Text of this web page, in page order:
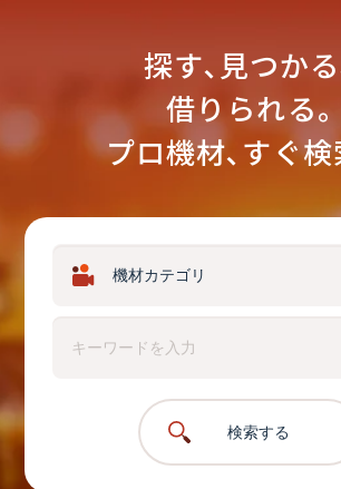
探す､見つかる
借りられる｡
プロ機材､すぐ検
検索する